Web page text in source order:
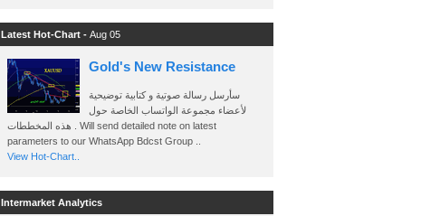
Latest Hot-Chart - Aug 05
Gold's New Resistance
سأرسل رسالة صوتية و كتابية توضيحية
لأعضاء مجموعة الواتساب الخاصة حول
هذه المخططات . Will send detailed note on latest
parameters to our WhatsApp Bdcst Group ..
View Hot-Chart..
Intermarket Analytics